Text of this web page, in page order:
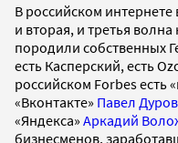
В российском интернете
и вторая, и третья
породили собственных
есть Касперский, есть
российском Forbes есть
«Вконтакте» Павел Дуров
«Яндекса» Аркадий
бизнесменов,